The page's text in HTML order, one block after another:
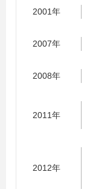
2001年
2007年
2008年
2011年
2012年